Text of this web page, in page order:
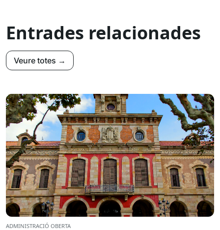
Entrades relacionades
Veure totes →
ADMINISTRACIÓ OBERTA